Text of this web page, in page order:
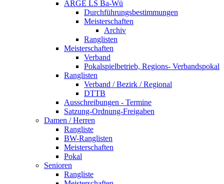
ARGE LS Ba-Wü
Durchführungsbestimmungen
Meisterschaften
Archiv
Ranglisten
Meisterschaften
Verband
Pokalspielbetrieb, Regions- Verbandspokal
Ranglisten
Verband / Bezirk / Regional
DTTB
Ausschreibungen - Termine
Satzung-Ordnung-Freigaben
Damen / Herren
Rangliste
BW-Ranglisten
Meisterschaften
Pokal
Senioren
Rangliste